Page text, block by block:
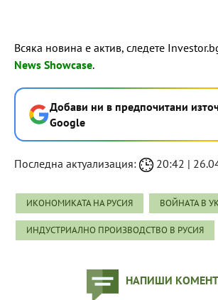
Всяка новина е актив, следете
News Showcase.
Добави ни в предпочитани
Google
Последна актуализация: 20:42 |
ИКОНОМИКАТА НА РУСИЯ ВОЙНАТА В
ИНДУСТРИАЛНО ПРОИЗВОДСТВО В РУСИЯ
НАПИШИ